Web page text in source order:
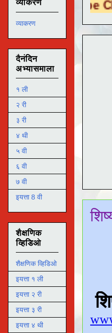
Tube Channel ला
व्याकरण
व्याकरण
दैनंदिन
अभ्यासमाला
१ ली
२ री
३ री
४ थी
५ वी
६ वी
७ वी
इयत्ता 8 वी
शैक्षणिक
व्हिडिओ
शैक्षणिक व्हिडिओ
इयत्ता १ ली
इयत्ता २ री
इयत्ता ३ री
इयत्ता ४ थी